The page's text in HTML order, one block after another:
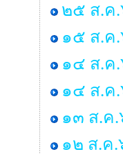
๒๕ ส.ค
๑๕ ส.ค
๑๔ ส.ค
๑๔ ส.ค
๑๓ ส.ค
๑๒ ส.ค.